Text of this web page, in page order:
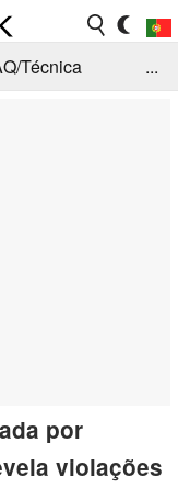
Técnica
...
por
violações